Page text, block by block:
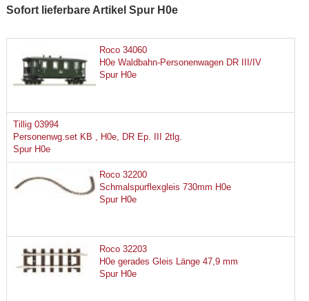
Sofort lieferbare Artikel Spur H0e
Roco 34060
H0e Waldbahn-Personenwagen DR III/IV
Spur H0e
Tillig 03994
Personenwg.set KB , H0e, DR Ep. III 2tlg.
Spur H0e
Roco 32200
Schmalspurflexgleis 730mm H0e
Spur H0e
Roco 32203
H0e gerades Gleis Länge 47,9 mm
Spur H0e